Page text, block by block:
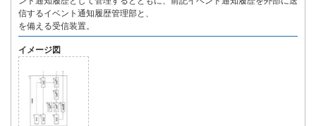
信するイベント通知履歴管理部と、
を備える受信装置。
イメージ図